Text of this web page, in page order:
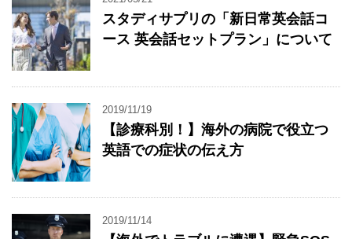
スタディサプリの「新日常英会話コ
ース 英会話セットプラン」について
2019/11/19
【診療科別！】海外の病院で役立つ
英語での症状の伝え方
2019/11/14